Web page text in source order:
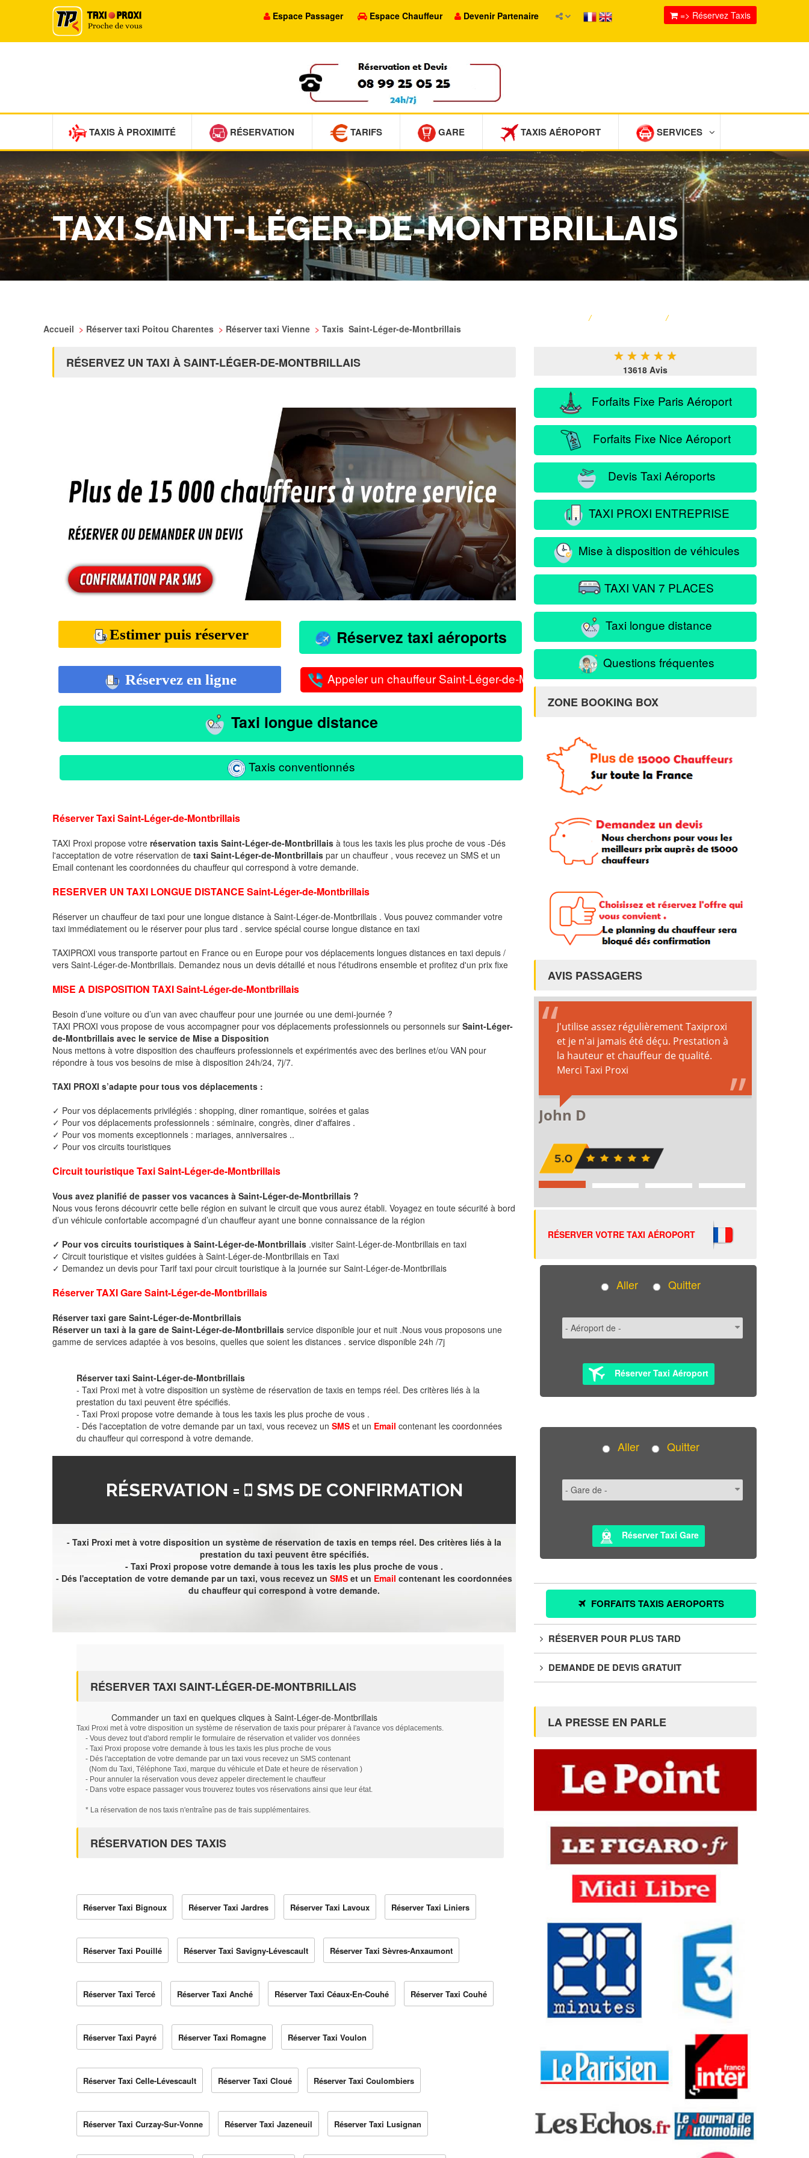
Espace Passager Espace Chauffeur Devenir Partenaire => Réservez Taxis
TAXIS À PROXIMITÉ RÉSERVATION TARIFS GARE TAXIS AÉROPORT SERVICES
TAXI SAINT-LÉGER-DE-MONTBRILLAIS
/ /
Accueil > Réserver taxi Poitou Charentes > Réserver taxi Vienne > Taxis Saint-Léger-de-Montbrillais
RÉSERVEZ UN TAXI À SAINT-LÉGER-DE-MONTBRILLAIS
Estimer puis réserver Réservez taxi aéroports
Réservez en ligne Appeler un chauffeur Saint-Léger-de-Montbrillais
Taxi longue distance
Taxis conventionnés
Réserver Taxi Saint-Léger-de-Montbrillais
TAXI Proxi propose votre réservation taxis Saint-Léger-de-Montbrillais à tous les taxis les plus proche de vous -Dés
l'acceptation de votre réservation de taxi Saint-Léger-de-Montbrillais par un chauffeur , vous recevez un SMS et un
Email contenant les coordonnées du chauffeur qui correspond à votre demande.
RESERVER UN TAXI LONGUE DISTANCE Saint-Léger-de-Montbrillais
Réserver un chauffeur de taxi pour une longue distance à Saint-Léger-de-Montbrillais . Vous pouvez commander votre
taxi immédiatement ou le réserver pour plus tard . service spécial course longue distance en taxi
TAXIPROXI vous transporte partout en France ou en Europe pour vos déplacements longues distances en taxi depuis /
vers Saint-Léger-de-Montbrillais. Demandez nous un devis détaillé et nous l'étudirons ensemble et profitez d'un prix fixe
MISE A DISPOSITION TAXI Saint-Léger-de-Montbrillais
Besoin d’une voiture ou d’un van avec chauffeur pour une journée ou une demi-journée ?
TAXI PROXI vous propose de vous accompagner pour vos déplacements professionnels ou personnels sur Saint-Léger-
de-Montbrillais avec le service de Mise a Disposition
Nous mettons à votre disposition des chauffeurs professionnels et expérimentés avec des berlines et/ou VAN pour
répondre à tous vos besoins de mise à disposition 24h/24, 7j/7.
TAXI PROXI s’adapte pour tous vos déplacements :
✓ Pour vos déplacements privilégiés : shopping, diner romantique, soirées et galas
✓ Pour vos déplacements professionnels : séminaire, congrès, diner d'affaires .
✓ Pour vos moments exceptionnels : mariages, anniversaires ..
✓ Pour vos circuits touristiques
Circuit touristique Taxi Saint-Léger-de-Montbrillais
Vous avez planifié de passer vos vacances à Saint-Léger-de-Montbrillais ?
Nous vous ferons découvrir cette belle région en suivant le circuit que vous aurez établi. Voyagez en toute sécurité à bord
d’un véhicule confortable accompagné d’un chauffeur ayant une bonne connaissance de la région
✓ Pour vos circuits touristiques à Saint-Léger-de-Montbrillais .visiter Saint-Léger-de-Montbrillais en taxi
✓ Circuit touristique et visites guidées à Saint-Léger-de-Montbrillais en Taxi
✓ Demandez un devis pour Tarif taxi pour circuit touristique à la journée sur Saint-Léger-de-Montbrillais
Réserver TAXI Gare Saint-Léger-de-Montbrillais
Réserver taxi gare Saint-Léger-de-Montbrillais
Réserver un taxi à la gare de Saint-Léger-de-Montbrillais service disponible jour et nuit .Nous vous proposons une
gamme de services adaptée à vos besoins, quelles que soient les distances . service disponible 24h /7j
Réserver taxi Saint-Léger-de-Montbrillais
- Taxi Proxi met à votre disposition un système de réservation de taxis en temps réel. Des critères liés à la
prestation du taxi peuvent être spécifiés.
- Taxi Proxi propose votre demande à tous les taxis les plus proche de vous .
- Dés l'acceptation de votre demande par un taxi, vous recevez un SMS et un Email contenant les coordonnées
du chauffeur qui correspond à votre demande.
RÉSERVATION = SMS DE CONFIRMATION
- Taxi Proxi met à votre disposition un système de réservation de taxis en temps réel. Des critères liés à la
prestation du taxi peuvent être spécifiés.
- Taxi Proxi propose votre demande à tous les taxis les plus proche de vous .
- Dés l'acceptation de votre demande par un taxi, vous recevez un SMS et un Email contenant les coordonnées
du chauffeur qui correspond à votre demande.
RÉSERVER TAXI SAINT-LÉGER-DE-MONTBRILLAIS
Commander un taxi en quelques cliques à Saint-Léger-de-Montbrillais
Taxi Proxi met à votre disposition un système de réservation de taxis pour préparer à l'avance vos déplacements.
- Vous devez tout d'abord remplir le formulaire de réservation et valider vos données
- Taxi Proxi propose votre demande à tous les taxis les plus proche de vous
- Dés l'acceptation de votre demande par un taxi vous recevez un SMS contenant
(Nom du Taxi, Téléphone Taxi, marque du véhicule et Date et heure de réservation )
- Pour annuler la réservation vous devez appeler directement le chauffeur
- Dans votre espace passager vous trouverez toutes vos réservations ainsi que leur état.
* La réservation de nos taxis n'entraîne pas de frais supplémentaires.
RÉSERVATION DES TAXIS
Réserver Taxi Bignoux Réserver Taxi Jardres Réserver Taxi Lavoux Réserver Taxi Liniers
Réserver Taxi Pouillé Réserver Taxi Savigny-Lévescault Réserver Taxi Sèvres-Anxaumont
Réserver Taxi Tercé Réserver Taxi Anché Réserver Taxi Céaux-En-Couhé Réserver Taxi Couhé
Réserver Taxi Payré Réserver Taxi Romagne Réserver Taxi Voulon
Réserver Taxi Celle-Lévescault Réserver Taxi Cloué Réserver Taxi Coulombiers
Réserver Taxi Curzay-Sur-Vonne Réserver Taxi Jazeneuil Réserver Taxi Lusignan
★ ★ ★ ★ ★
13618 Avis
Forfaits Fixe Paris Aéroport
Forfaits Fixe Nice Aéroport
Devis Taxi Aéroports
TAXI PROXI ENTREPRISE
Mise à disposition de véhicules
TAXI VAN 7 PLACES
Taxi longue distance
Questions fréquentes
ZONE BOOKING BOX
AVIS PASSAGERS
RÉSERVER VOTRE TAXI AÉROPORT
Aller Quitter
Réserver Taxi Aéroport
Aller Quitter
Réserver Taxi Gare
FORFAITS TAXIS AEROPORTS
RÉSERVER POUR PLUS TARD
DEMANDE DE DEVIS GRATUIT
LA PRESSE EN PARLE